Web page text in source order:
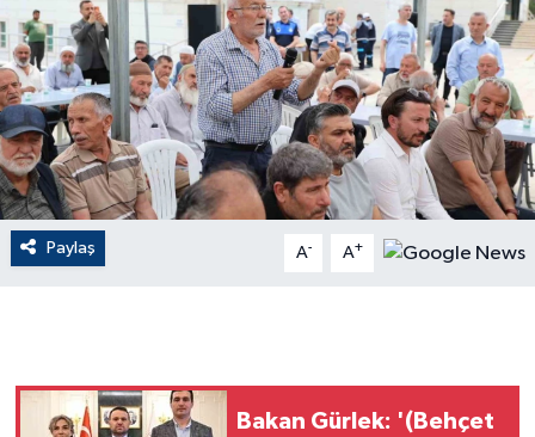
Paylaş A- A+
Bakan Gürlek: '(Behçet
EĞİTİM
EKONOMİ
English News
Finans
Flaş Haber
GENEL